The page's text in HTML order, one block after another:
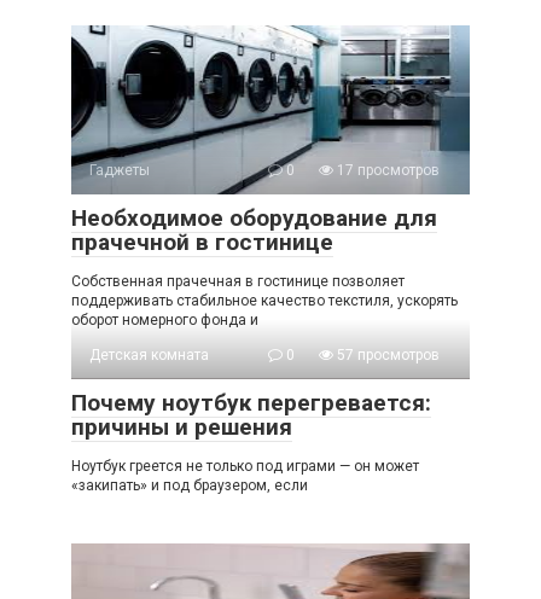
Гаджеты 0 17 просмотров
Необходимое оборудование для
прачечной в гостинице
Собственная прачечная в гостинице позволяет
поддерживать стабильное качество текстиля, ускорять
оборот номерного фонда и
Детская комната 0 57 просмотров
Почему ноутбук перегревается:
причины и решения
Ноутбук греется не только под играми — он может
«закипать» и под браузером, если